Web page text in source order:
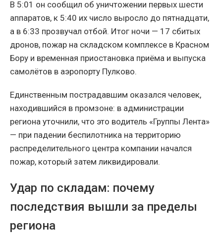
В 5:01 он сообщил об уничтожении первых шести
аппаратов, к 5:40 их число выросло до пятнадцати,
а в 6:33 прозвучал отбой. Итог ночи — 17 сбитых
дронов, пожар на складском комплексе в Красном
Бору и временная приостановка приёма и выпуска
самолётов в аэропорту Пулково.
Единственным пострадавшим оказался человек,
находившийся в промзоне: в администрации
региона уточнили, что это водитель «Группы Лента»
— при падении беспилотника на территорию
распределительного центра компании начался
пожар, который затем ликвидировали.
Удар по складам: почему
последствия вышли за пределы
региона